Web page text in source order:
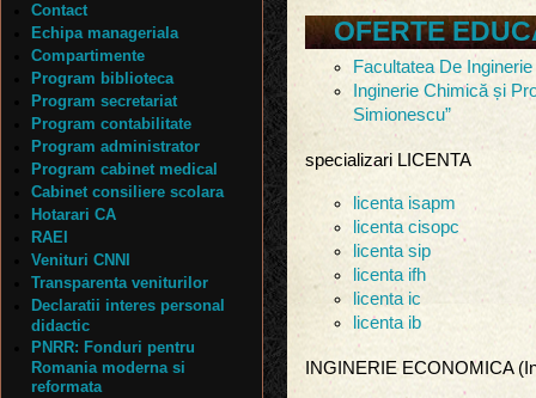
OFERTE
Facultatea De
Inginerie Chimică și
Simionescu”
specializari LICENTA
licenta isapm
licenta cisopc
licenta sip
licenta ifh
licenta ic
licenta ib
INGINERIE ECONOMICA
Contact
Echipa manageriala
Compartimente
Program biblioteca
Program secretariat
Program contabilitate
Program administrator
Program cabinet medical
Cabinet consiliere scolara
Hotarari CA
RAEI
Venituri CNNI
Transparenta veniturilor
Declaratii interes personal
didactic
PNRR: Fonduri pentru
Romania moderna si
reformata